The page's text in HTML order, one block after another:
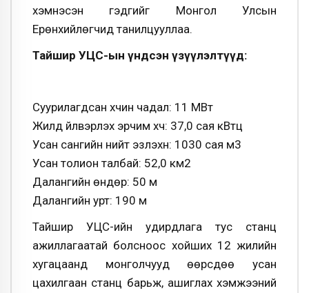
хэмнэсэн гэдгийг Монгол Улсын
Ерөнхийлөгчид танилцууллаа.
Тайшир УЦС-ын үндсэн үзүүлэлтүүд:
Суурилагдсан хүчин чадал: 11 МВт
Жилд үйлвэрлэх эрчим хүч: 37,0 сая кВтц
Усан сангийн нийт эзлэхүүн: 1030 сая м3
Усан толион талбай: 52,0 км2
Далангийн өндөр: 50 м
Далангийн урт: 190 м
Тайшир УЦС-ийн удирдлага тус станц
ажиллагаатай болсноос хойших 12 жилийн
хугацаанд монголчууд өөрсдөө усан
цахилгаан станц барьж, ашиглах хэмжээний